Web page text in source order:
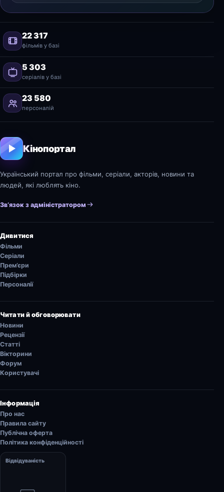
22 317
фільмів у базі
5 303
серіалів у базі
23 580
персоналій
Кінопортал
Український портал про фільми, серіали, акторів, новини та
людей, які люблять кіно.
Зв’язок з адміністратором
Дивитися
Фільми
Серіали
Прем’єри
Підбірки
Персоналії
Читати й обговорювати
Новини
Рецензії
Статті
Вікторини
Форум
Користувачі
Інформація
Про нас
Правила сайту
Публічна оферта
Політика конфіденційності
Відвідуваність